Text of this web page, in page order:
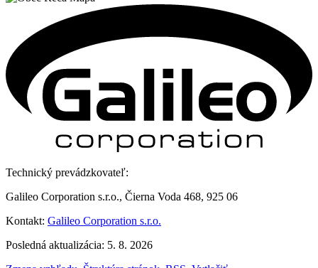
Technický prevádzkovateľ:
Galileo Corporation s.r.o., Čierna Voda 468, 925 06
Kontakt: Galileo Corporation s.r.o.
Posledná aktualizácia: 5. 8. 2026